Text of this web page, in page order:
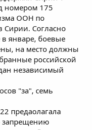
номером 175
ООН по
Сирии. Согласно
январе, боевые
на место должны
российской
независимый
"за", семь
предаолагала
запрещению